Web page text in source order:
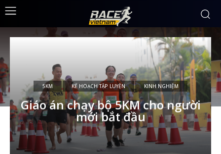
5KM KẾ HOẠCH TẬP LUYỆN KINH NGHIỆM
Giáo án chạy bộ 5KM cho người
mới bắt đầu